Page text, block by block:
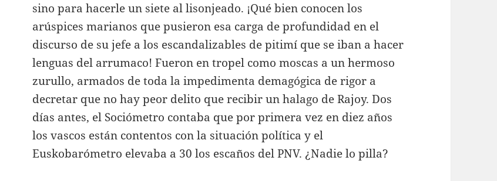
sino para hacerle un siete al lisonjeado. ¡Qué bien conocen los
arúspices marianos que pusieron esa carga de profundidad en el
discurso de su jefe a los escandalizables de pitimí que se iban a hacer
lenguas del arrumaco! Fueron en tropel como moscas a un hermoso
zurullo, armados de toda la impedimenta demagógica de rigor a
decretar que no hay peor delito que recibir un halago de Rajoy. Dos
días antes, el Sociómetro contaba que por primera vez en diez años
los vascos están contentos con la situación política y el
Euskobarómetro elevaba a 30 los escaños del PNV. ¿Nadie lo pilla?